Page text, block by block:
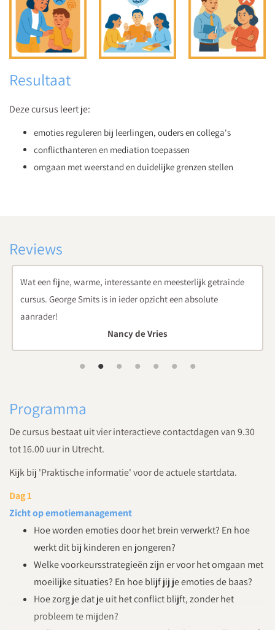
Resultaat
Deze cursus leert je:
emoties reguleren bij leerlingen, ouders en collega's
conflicthanteren en mediation toepassen
omgaan met weerstand en duidelijke grenzen stellen
Reviews
George maakt ingewikkelde materie luchtig. Zijn humor
maakt zelfs taaie kost interessant.
Deelnemer over de cursusdocent George Smits
Programma
De cursus bestaat uit vier interactieve contactdagen van 9.30
tot 16.00 uur in Utrecht.
Kijk bij 'Praktische informatie' voor de actuele startdata.
Dag 1
Zicht op emotiemanagement
Hoe worden emoties door het brein verwerkt? En hoe
werkt dit bij kinderen en jongeren?
Welke voorkeursstrategieën zijn er voor het omgaan met
moeilijke situaties? En hoe blijf jij je emoties de baas?
Hoe zorg je dat je uit het conflict blijft, zonder het
probleem te mijden?